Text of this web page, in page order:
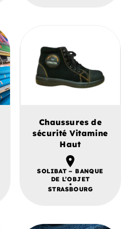
Chaussures de
sécurité Vitamine
Haut
SOLIBAT – BANQUE
DE L’OBJET
STRASBOURG